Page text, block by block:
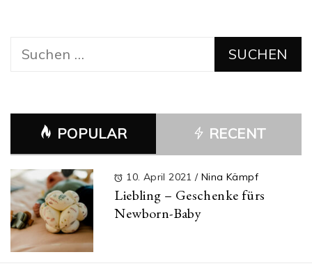
Suchen
POPULAR RECENT
10. April 2021/ Nina Kämpf
Liebling – Geschenke fürs
Newborn-Baby